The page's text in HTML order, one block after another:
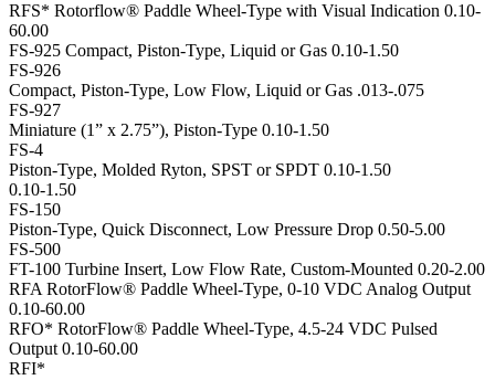
RFS* Rotorflow® Paddle Wheel-Type with Visual Indication 0.10-
60.00
FS-925 Compact, Piston-Type, Liquid or Gas 0.10-1.50
FS-926
Compact, Piston-Type, Low Flow, Liquid or Gas .013-.075
FS-927
Miniature (1” x 2.75”), Piston-Type 0.10-1.50
FS-4
Piston-Type, Molded Ryton, SPST or SPDT 0.10-1.50
0.10-1.50
FS-150
Piston-Type, Quick Disconnect, Low Pressure Drop 0.50-5.00
FS-500
FT-100 Turbine Insert, Low Flow Rate, Custom-Mounted 0.20-2.00
RFA RotorFlow® Paddle Wheel-Type, 0-10 VDC Analog Output
0.10-60.00
RFO* RotorFlow® Paddle Wheel-Type, 4.5-24 VDC Pulsed
Output 0.10-60.00
RFI*